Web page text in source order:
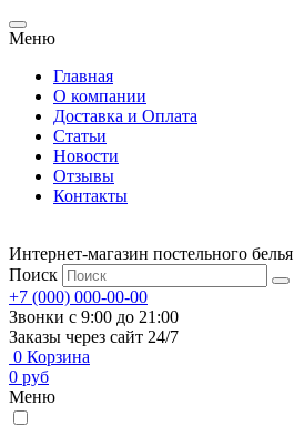
Меню
Главная
О компании
Доставка и Оплата
Статьи
Новости
Отзывы
Контакты
Интернет-магазин постельного белья
Поиск
+7 (000) 000-00-00
Звонки с 9:00 до 21:00
Заказы через сайт 24/7
0 Корзина
0 руб
Меню